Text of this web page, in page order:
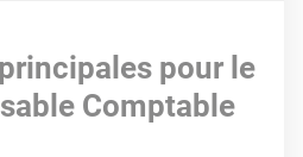
pour le
Comptable